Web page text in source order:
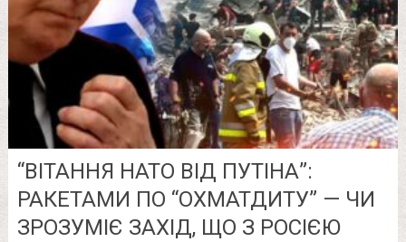
“ВІТАННЯ НАТО ВІД ПУТІНА”:
РАКЕТАМИ ПО “ОХМАТДИТУ” — ЧИ
ЗРОЗУМІЄ ЗАХІД, ЩО З РОСІЄЮ